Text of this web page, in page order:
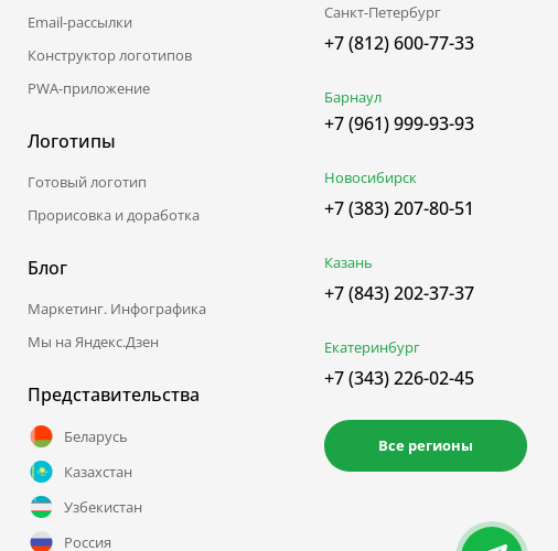
Email-рассылки
Конструктор логотипов
PWA-приложение
Логотипы
Готовый логотип
Прорисовка и доработка
Блог
Маркетинг. Инфографика
Мы на Яндекс.Дзен
Представительства
Беларусь
Казахстан
Узбекистан
Россия
Санкт-Петербург
+7 (812) 600-77-33
Барнаул
+7 (961) 999-93-93
Новосибирск
+7 (383) 207-80-51
Казань
+7 (843) 202-37-37
Екатеринбург
+7 (343) 226-02-45
Все регионы